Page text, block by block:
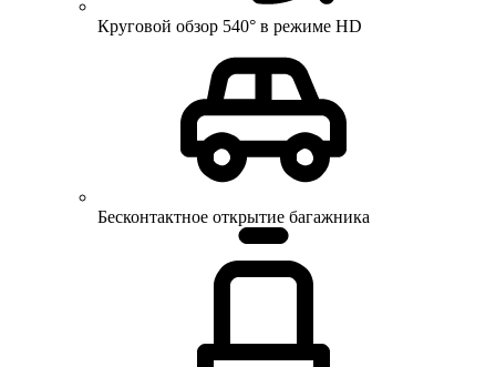
Круговой обзор 540° в режиме HD
Бесконтактное открытие багажника